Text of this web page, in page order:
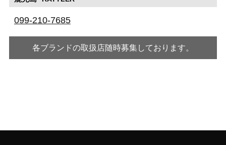
099-210-7685
各ブランドの取扱店随時募集しております。